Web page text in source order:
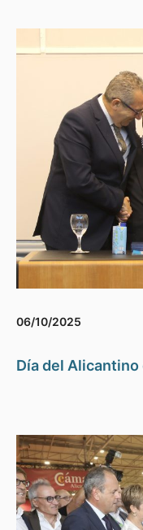
06/10/2025
Día del